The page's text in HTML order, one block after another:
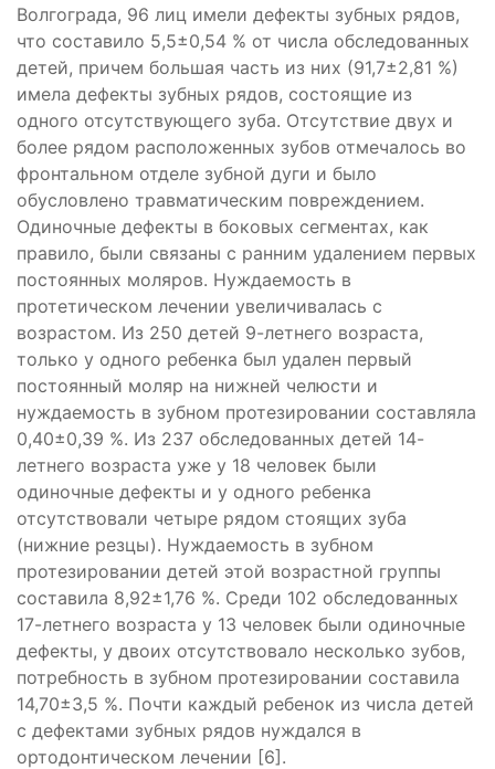
Волгограда, 96 лиц имели дефекты зубных рядов,
что составило 5,5±0,54 % от числа обследованных
детей, причем большая часть из них (91,7±2,81 %)
имела дефекты зубных рядов, состоящие из
одного отсутствующего зуба. Отсутствие двух и
более рядом расположенных зубов отмечалось во
фронтальном отделе зубной дуги и было
обусловлено травматическим повреждением.
Одиночные дефекты в боковых сегментах, как
правило, были связаны с ранним удалением первых
постоянных моляров. Нуждаемость в
протетическом лечении увеличивалась с
возрастом. Из 250 детей 9-летнего возраста,
только у одного ребенка был удален первый
постоянный моляр на нижней челюсти и
нуждаемость в зубном протезировании составляла
0,40±0,39 %. Из 237 обследованных детей 14-
летнего возраста уже у 18 человек были
одиночные дефекты и у одного ребенка
отсутствовали четыре рядом стоящих зуба
(нижние резцы). Нуждаемость в зубном
протезировании детей этой возрастной группы
составила 8,92±1,76 %. Среди 102 обследованных
17-летнего возраста у 13 человек были одиночные
дефекты, у двоих отсутствовало несколько зубов,
потребность в зубном протезировании составила
14,70±3,5 %. Почти каждый ребенок из числа детей
с дефектами зубных рядов нуждался в
ортодонтическом лечении [6].